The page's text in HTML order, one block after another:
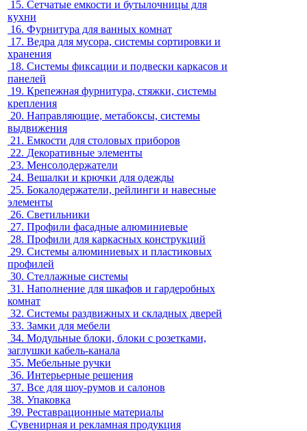
15. Сетчатые емкости и бутылочницы для
кухни
16. Фурнитура для ванных комнат
17. Ведра для мусора, системы сортировки и
хранения
18. Системы фиксации и подвески каркасов и
панелей
19. Крепежная фурнитура, стяжки, системы
крепления
20. Направляющие, метабоксы, системы
выдвижения
21. Емкости для столовых приборов
22. Декоративные элементы
23. Менсолодержатели
24. Вешалки и крючки для одежды
25. Бокалодержатели, рейлинги и навесные
элементы
26. Светильники
27. Профили фасадные алюминиевые
28. Профили для каркасных конструкций
29. Системы алюминиевых и пластиковых
профилей
30. Стеллажные системы
31. Наполнение для шкафов и гардеробных
комнат
32. Системы раздвижных и складных дверей
33. Замки для мебели
34. Модульные блоки, блоки с розетками,
заглушки кабель-канала
35. Мебельные ручки
36. Интерьерные решения
37. Все для шоу-румов и салонов
38. Упаковка
39. Реставрационные материалы
Сувенирная и рекламная продукция